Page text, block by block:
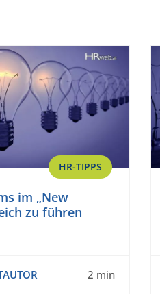
HR-TIPPS
im „New
zu führen
2 min